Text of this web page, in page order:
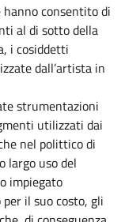
consentito di
al di sotto della
i cosiddetti
dall’artista in
strumentazioni
utilizzati dai
nel polittico di
largo uso del
impiegato
il suo costo, gli